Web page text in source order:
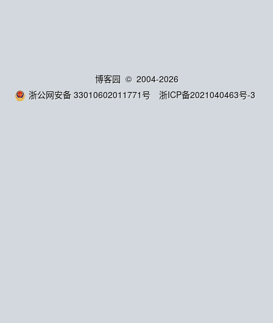
博客园 © 2004-2026
浙公网安备 33010602011771号
浙ICP备2021040463号-3